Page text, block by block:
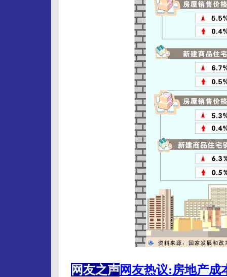
网友之声网友热议:房地产成